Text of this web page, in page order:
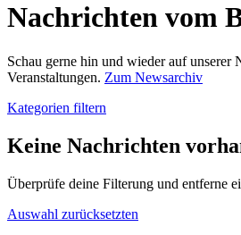
Nachrichten vom
Schau gerne hin und wieder auf
Veranstaltungen. Zum Newsarchiv
Kategorien filtern
Keine Nachrichten
Überprüfe deine Filterung und entferne
Auswahl zurücksetzten